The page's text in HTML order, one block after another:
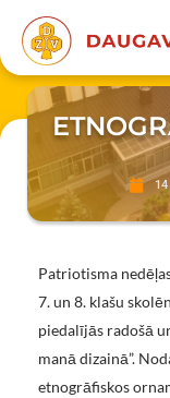
Patriotisma
7. un 8. klašu
piedalījās radošā
manā dizainā”.
etnogrāfiskos